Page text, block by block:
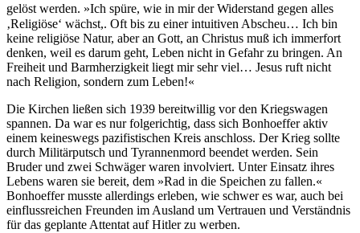
gelöst werden. »Ich spüre, wie in mir der Widerstand gegen alles
‚Religiöse‘ wächst,. Oft bis zu einer intuitiven Abscheu… Ich bin
keine religiöse Natur, aber an Gott, an Christus muß ich immerfort
denken, weil es darum geht, Leben nicht in Gefahr zu bringen. An
Freiheit und Barmherzigkeit liegt mir sehr viel… Jesus ruft nicht
nach Religion, sondern zum Leben!«
Die Kirchen ließen sich 1939 bereitwillig vor den Kriegswagen
spannen. Da war es nur folgerichtig, dass sich Bonhoeffer aktiv
einem keineswegs pazifistischen Kreis anschloss. Der Krieg sollte
durch Militärputsch und Tyrannenmord beendet werden. Sein
Bruder und zwei Schwäger waren involviert. Unter Einsatz ihres
Lebens waren sie bereit, dem »Rad in die Speichen zu fallen.«
Bonhoeffer musste allerdings erleben, wie schwer es war, auch bei
einflussreichen Freunden im Ausland um Vertrauen und Verständnis
für das geplante Attentat auf Hitler zu werben.